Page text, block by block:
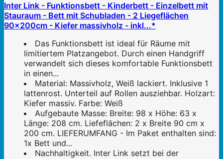
Inter Link - Funktionsbett - Kinderbett - Einzelbett mit
Stauraum - Bett mit Schubladen - 2 Liegeflächen
90x200cm - Kiefer massivholz - inkl...*
Das Funktionsbett ist ideal für Räume mit
limitiertem Platzangebot. Durch einen Handgriff
verwandelt sich dieses komfortable Funktionsbett
in einen...
Material: Massivholz, Weiß lackiert. Inklusive 1
lattenrost. Unterteil auf Rollen ausziehbar. Holzart:
Kiefer massiv. Farbe: Weiß
Aufgebaute Masse: Breite: 98 x Höhe: 63 x
Länge: 208 cm. Liefeflächen: 2 x Breite 90 cm x
200 cm. LIEFERUMFANG - Im Paket enthalten sind:
1x Bett und...
Nachhaltigkeit. Inter Link setzt bei der